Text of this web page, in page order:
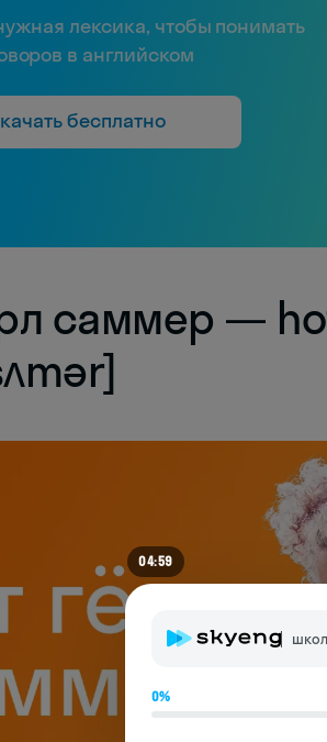
лексика, чтобы понимать
в английском
бесплатно
саммер —
04:54
0%